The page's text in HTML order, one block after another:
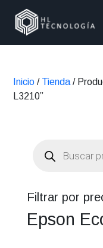
Inicio / Tienda /
L3210”
productos
Filtrar por
Epson